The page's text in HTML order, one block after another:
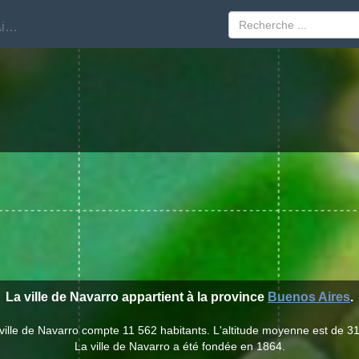
Buenos Aires
La ville de Navarro appartient à la province Buenos Aires.
de Navarro compte 11 562 habitants. L'altitude moyenne est de 31
La ville de Navarro a été fondée en 1864.
Buenos Aires